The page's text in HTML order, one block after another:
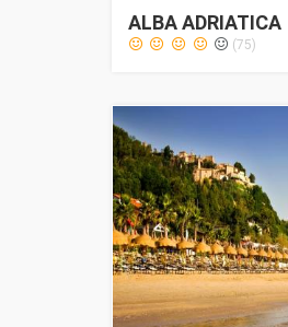
ALBA ADRIATICA
(75)